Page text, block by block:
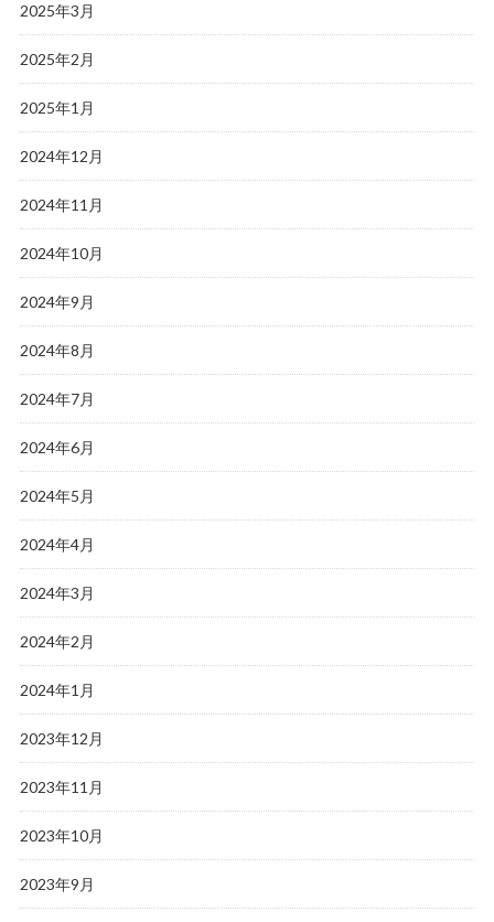
2025年3月
2025年2月
2025年1月
2024年12月
2024年11月
2024年10月
2024年9月
2024年8月
2024年7月
2024年6月
2024年5月
2024年4月
2024年3月
2024年2月
2024年1月
2023年12月
2023年11月
2023年10月
2023年9月